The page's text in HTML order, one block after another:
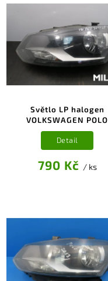
Světlo LP halogen
VOLKSWAGEN POLO
790 Kč / ks
Detail